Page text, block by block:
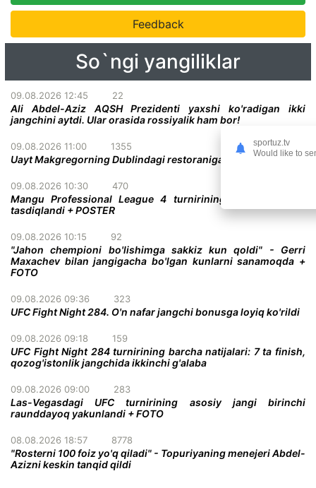
Feedback
So`ngi yangiliklar
09.08.2026 12:45 22
Ali Abdel-Aziz AQSH Prezidenti yaxshi ko'radigan ikki
jangchini aytdi. Ular orasida rossiyalik ham bor!
09.08.2026 11:00 1355
Uayt Makgregorning Dublindagi restoraniga tashrif buyurdi
09.08.2026 10:30 470
Mangu Professional League 4 turnirining yana bir jangi
tasdiqlandi + POSTER
09.08.2026 10:15 92
"Jahon chempioni bo'lishimga sakkiz kun qoldi" - Gerri
Maxachev bilan jangigacha bo'lgan kunlarni sanamoqda +
FOTO
09.08.2026 09:36 323
UFC Fight Night 284. O'n nafar jangchi bonusga loyiq ko'rildi
09.08.2026 09:18 159
UFC Fight Night 284 turnirining barcha natijalari: 7 ta finish,
qozog'istonlik jangchida ikkinchi g'alaba
09.08.2026 09:00 283
Las-Vegasdagi UFC turnirining asosiy jangi birinchi
raunddayoq yakunlandi + FOTO
08.08.2026 18:57 8778
"Rosterni 100 foiz yo'q qiladi" - Topuriyaning menejeri Abdel-
Azizni keskin tanqid qildi
sportuz.tv
Would like to